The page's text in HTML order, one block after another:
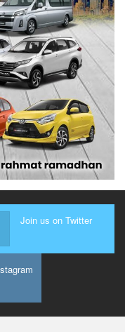
Join us on Twitter